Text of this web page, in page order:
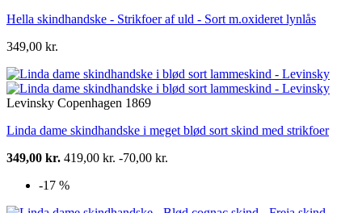
Hella skindhandske - Strikfoer af uld - Sort m.oxideret lynlås
349,00 kr.
Levinsky Copenhagen 1869
Linda dame skindhandske i meget blød sort skind med strikfoer
349,00 kr. 419,00 kr. -70,00 kr.
-17 %